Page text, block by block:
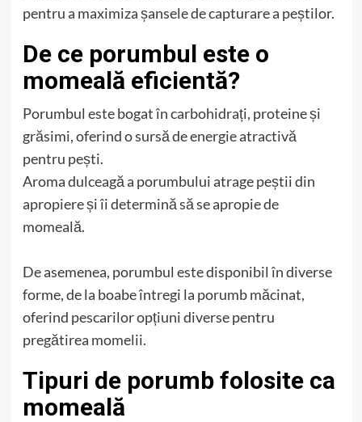
pentru a maximiza șansele de capturare a peștilor.
De ce porumbul este o
momeală eficientă?
Porumbul este bogat în carbohidrați, proteine și
grăsimi, oferind o sursă de energie atractivă
pentru pești.
Aroma dulceagă a porumbului atrage peștii din
apropiere și îi determină să se apropie de
momeală.
De asemenea, porumbul este disponibil în diverse
forme, de la boabe întregi la porumb măcinat,
oferind pescarilor opțiuni diverse pentru
pregătirea momelii.
Tipuri de porumb folosite ca
momeală